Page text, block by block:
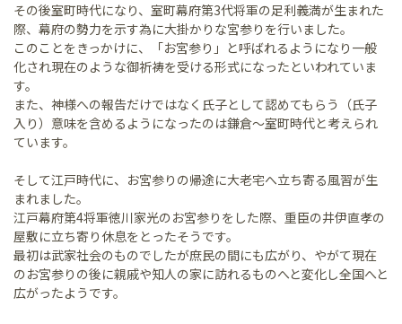
その後室町時代になり、室町幕府第3代将軍の足利義満が生まれた
際、幕府の勢力を示す為に大掛かりな宮参りを行いました。
このことをきっかけに、「お宮参り」と呼ばれるようになり一般
化され現在のような御祈祷を受ける形式になったといわれていま
す。
また、神様への報告だけではなく氏子として認めてもらう（氏子
入り）意味を含めるようになったのは鎌倉～室町時代と考えられ
ています。
そして江戸時代に、お宮参りの帰途に大老宅へ立ち寄る風習が生
まれました。
江戸幕府第4将軍徳川家光のお宮参りをした際、重臣の井伊直孝の
屋敷に立ち寄り休息をとったそうです。
最初は武家社会のものでしたが庶民の間にも広がり、やがて現在
のお宮参りの後に親戚や知人の家に訪れるものへと変化し全国へと
広がったようです。